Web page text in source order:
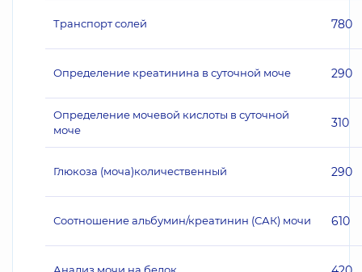
Транспорт солей 780
Определение креатинина в суточной моче 290
Определение мочевой кислоты в суточной
моче
310
Глюкоза (моча)количественный 290
Соотношение альбумин/креатинин (САК) мочи 610